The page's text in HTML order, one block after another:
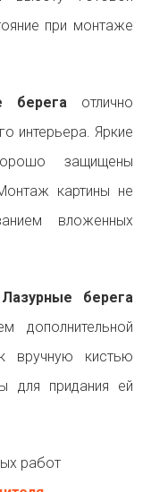
при монтаже
берегаотлично
интерьера. Яркие
защищены
картины не
вложенных
берега
дополнительной
вручную кистью
для придания ей
работ